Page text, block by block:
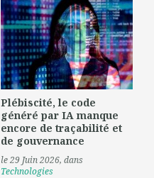
Plébiscité, le code
généré par IA manque
encore de traçabilité et
de gouvernance
le 29 Juin 2026, dans
Technologies